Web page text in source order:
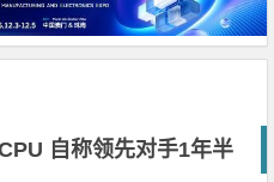
自称领先对手1年半